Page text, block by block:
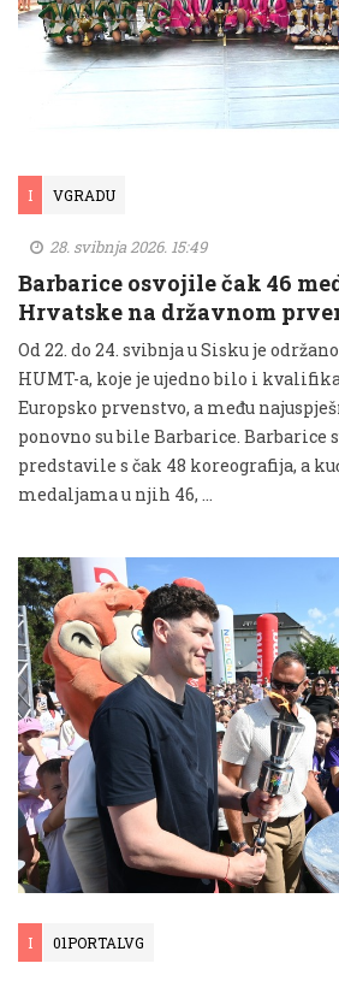
I VGRADU
28. svibnja 2026. 15:49
Barbarice osvojile čak 46
Hrvatske na državnom
Od 22. do 24. svibnja u Sisku je
HUMT-a, koje je ujedno bilo i
Europsko prvenstvo, a među
ponovno su bile Barbarice. Barbarice
predstavile s čak 48 koreografija, a
medaljama u njih 46, …
I 01PORTALVG